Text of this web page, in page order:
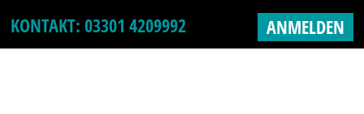
KONTAKT: 03301 4209992
ANMELDEN